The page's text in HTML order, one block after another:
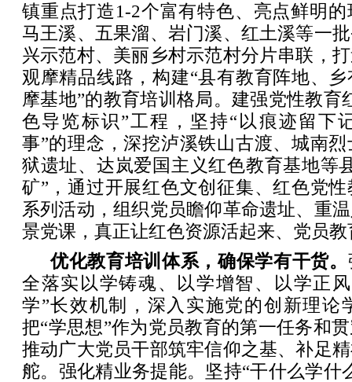
镇重点打造1-2个富有特色、亮点鲜明
马王溪、五果溜、岩门溪、红土溪等一
兴示范村、美丽乡村示范村分片串联，
观摩精品线路，构建“县有教育阵地、
摩基地”的教育培训格局。建强党性教育
色导览标识”工程，坚持“以痕迹留下
事”的理念，深挖泸溪铁山古渡、城南
狱遗址、达岚爱国主义红色教育基地等
矿”，通过开展红色文创征集、红色党
系列活动，组织党员瞻仰革命遗址、重
景党课，真正让红色资源活起来、党员
优化教育培训体系，确保学有干货。
全落实以学铸魂、以学增智、以学正
学”长效机制，深入实施党的创新理论
把“学思想”作为党员教育的第一任务和
推动广大党员干部筑牢信仰之基、补足
舵。强化精业务提能。坚持“干什么学什